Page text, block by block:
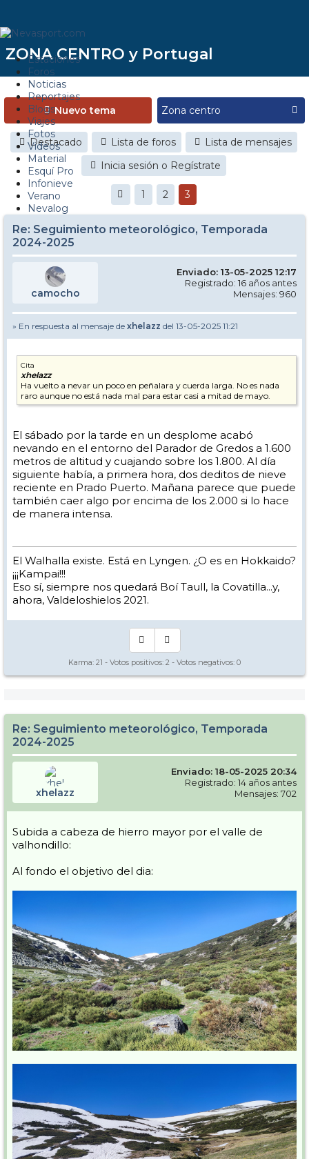
Estaciones
Foros
Noticias
Reportajes
Blogs
Viajes
Fotos
Videos
Material
Esquí Pro
Infonieve
Verano
Nevalog
ZONA CENTRO y Portugal
Nuevo tema
Destacado Lista de foros
Lista de mensajes
Inicia sesión o Regístrate
1 2 3
Re: Seguimiento meteorológico, Temporada
2024-2025
camocho
Enviado: 13-05-2025 12:17
Registrado: 16 años antes
Mensajes: 960
» En respuesta al mensaje de xhelazz del 13-05-2025 11:21
Cita
xhelazz
Ha vuelto a nevar un poco en peñalara y cuerda larga. No es nada
raro aunque no está nada mal para estar casi a mitad de mayo.
El sábado por la tarde en un desplome acabó
nevando en el entorno del Parador de Gredos a 1.600
metros de altitud y cuajando sobre los 1.800. Al día
siguiente había, a primera hora, dos deditos de nieve
reciente en Prado Puerto. Mañana parece que puede
también caer algo por encima de los 2.000 si lo hace
de manera intensa.
El Walhalla existe. Está en Lyngen. ¿O es en Hokkaido?
¡¡¡Kampai!!!
Eso sí, siempre nos quedará Boí Taull, la Covatilla...y,
ahora, Valdeloshielos 2021.
Karma: 21 - Votos positivos: 2 - Votos negativos: 0
Re: Seguimiento meteorológico, Temporada
2024-2025
xhelazz
Enviado: 18-05-2025 20:34
Registrado: 14 años antes
Mensajes: 702
Subida a cabeza de hierro mayor por el valle de
valhondillo:
Al fondo el objetivo del dia: